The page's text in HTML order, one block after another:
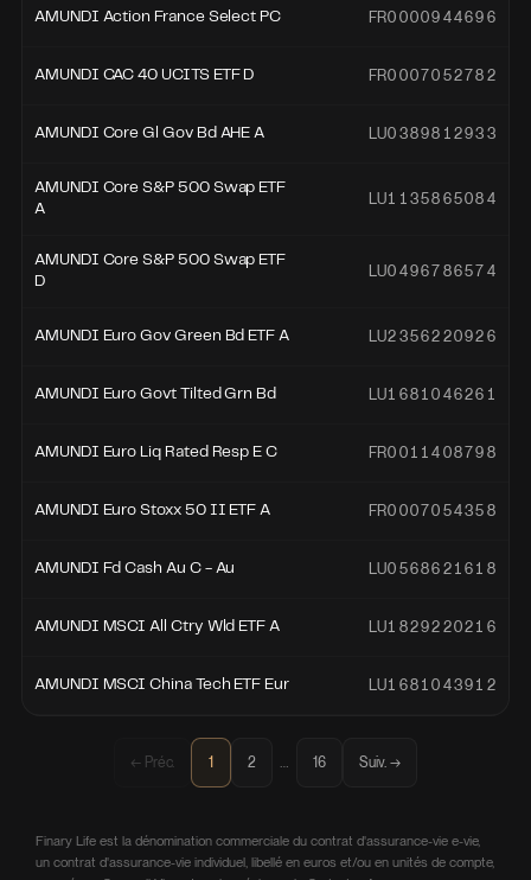
AMUNDI Action France Select PC FR0000944696
AMUNDI CAC 40 UCITS ETF D FR0007052782
AMUNDI Core Gl Gov Bd AHE A LU0389812933
AMUNDI Core S&P 500 Swap ETF
A
LU1135865084
AMUNDI Core S&P 500 Swap ETF
D
LU0496786574
AMUNDI Euro Gov Green Bd ETF A LU2356220926
AMUNDI Euro Govt Tilted Grn Bd LU1681046261
AMUNDI Euro Liq Rated Resp E C FR0011408798
AMUNDI Euro Stoxx 50 II ETF A FR0007054358
AMUNDI Fd Cash Au C - Au LU0568621618
AMUNDI MSCI All Ctry Wld ETF A LU1829220216
AMUNDI MSCI China Tech ETF Eur LU1681043912
← Préc. 1 2 … 16 Suiv. →
Finary Life est la dénomination commerciale du contrat d'assurance-vie e-vie,
un contrat d'assurance-vie individuel, libellé en euros et/ou en unités de compte,